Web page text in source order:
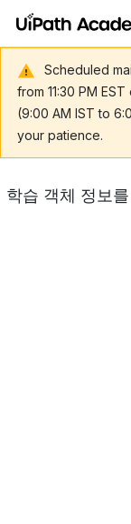
Scheduled
from 11:30 PM
(9:00 AM IST to
your patience.
학습 객체 정보